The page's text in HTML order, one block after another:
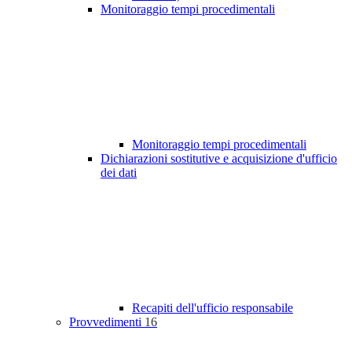
Monitoraggio tempi procedimentali
Monitoraggio tempi procedimentali
Dichiarazioni sostitutive e acquisizione d'ufficio
dei dati
Recapiti dell'ufficio responsabile
Provvedimenti 16